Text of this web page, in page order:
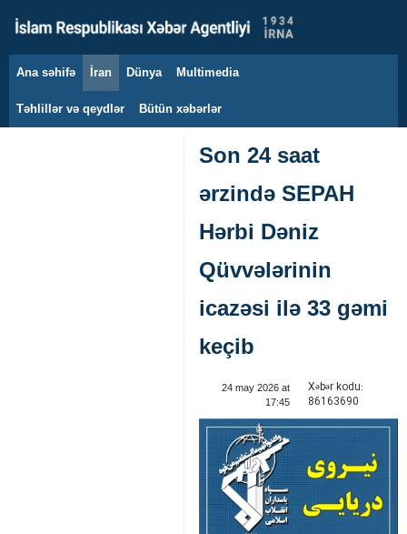
Ana səhifə İran Dünya Multimedia
Təhlillər və qeydlər Bütün xəbərlər
Son 24 saat
ərzində SEPAH
Hərbi Dəniz
Qüvvələrinin
icazəsi ilə 33 gəmi
keçib
24 may 2026 at
17:45
Xəbər kodu:
86163690